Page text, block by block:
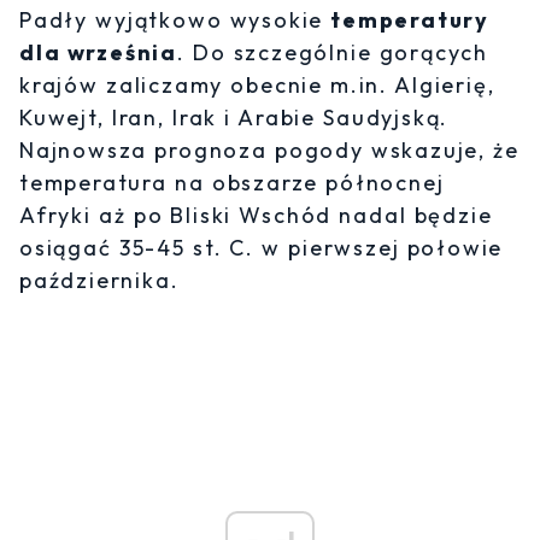
Padły wyjątkowo wysokie temperatury
dla września. Do szczególnie gorących
krajów zaliczamy obecnie m.in. Algierię,
Kuwejt, Iran, Irak i Arabie Saudyjską.
Najnowsza prognoza pogody wskazuje, że
temperatura na obszarze północnej
Afryki aż po Bliski Wschód nadal będzie
osiągać 35-45 st. C. w pierwszej połowie
października.